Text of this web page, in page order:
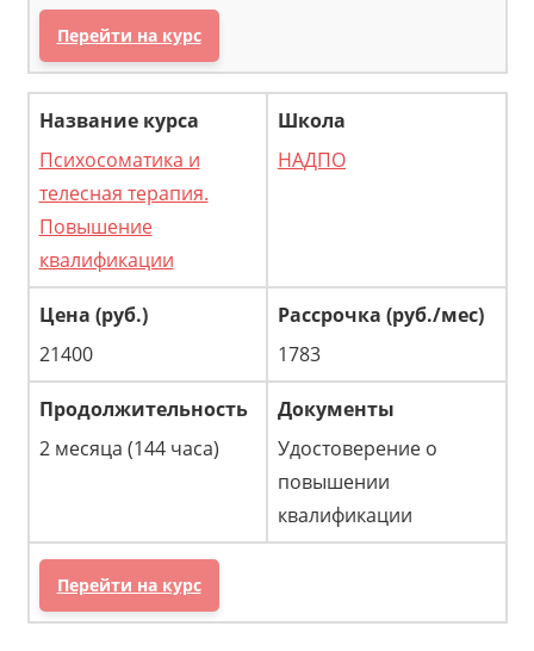
Перейти на курс
Психосоматика и
телесная терапия.
Повышение
квалификации
НАДПО
21400 1783
2 месяца (144 часа)
Удостоверение о
повышении
квалификации
Перейти на курс